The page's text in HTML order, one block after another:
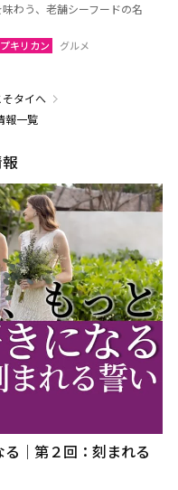
わう、老舗シーフードの名
キリカン グルメ
タイへ
報一覧
｜第２回：刻まれる